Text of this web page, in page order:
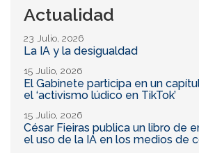
Actualidad
23 Julio, 2026
La IA y la desigualdad
15 Julio, 2026
El Gabinete participa en un
el ‘activismo lúdico en TikTok’
15 Julio, 2026
César Fieiras publica un libro de
el uso de la IA en los medios de